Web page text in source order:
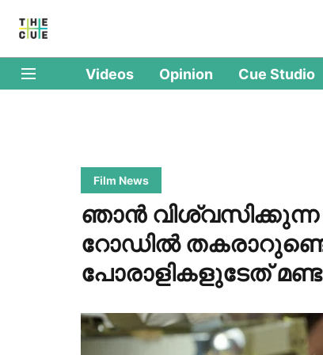
Videos Opinion Cue Studio
Film News
ഞാന്‍ വിശ്വസിക്കുന്ന
റോഡില്‍
പോരാളികളുടേത്